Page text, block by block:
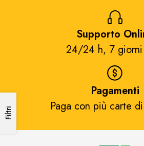
Filtri
Supporto
24/24 h, 7 giorni
Pagamenti
Paga con più carte